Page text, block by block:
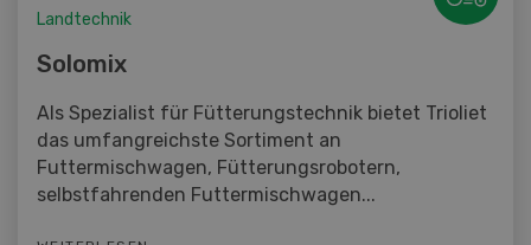
Landtechnik
Solomix
Als Spezialist für Fütterungstechnik bietet Trioliet
das umfangreichste Sortiment an
Futtermischwagen, Fütterungsrobotern,
selbstfahrenden Futtermischwagen...